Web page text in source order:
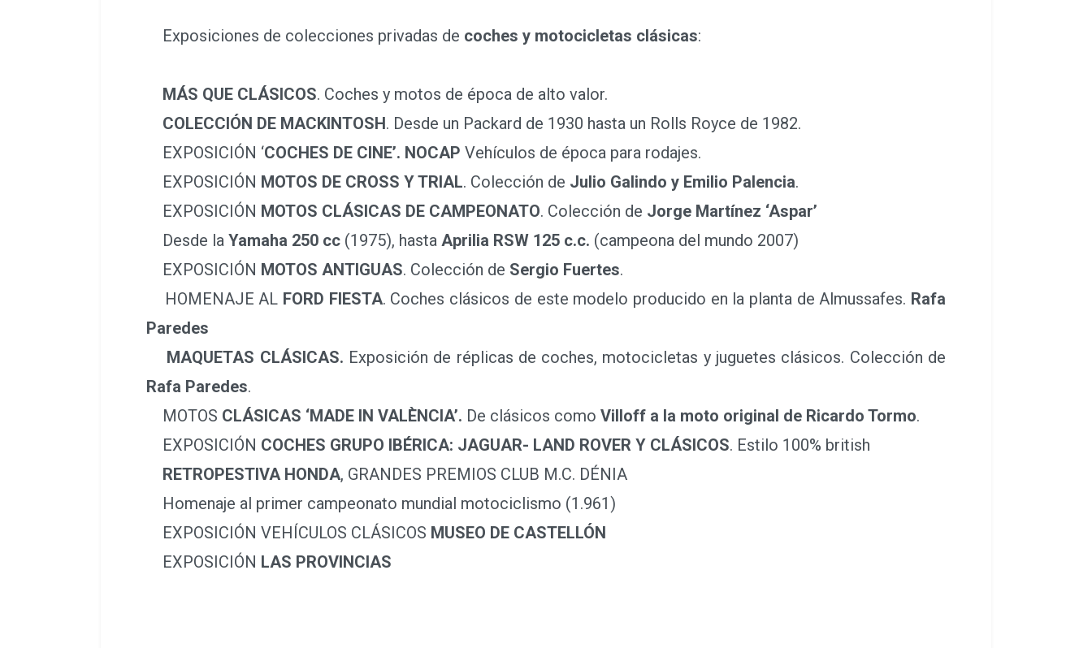
Exposiciones de colecciones privadas de coches y motocicletas clásicas:
MÁS QUE CLÁSICOS. Coches y motos de época de alto valor.
COLECCIÓN DE MACKINTOSH. Desde un Packard de 1930 hasta un Rolls Royce de 1982.
EXPOSICIÓN ‘COCHES DE CINE’. NOCAP Vehículos de época para rodajes.
EXPOSICIÓN MOTOS DE CROSS Y TRIAL. Colección de Julio Galindo y Emilio Palencia.
EXPOSICIÓN MOTOS CLÁSICAS DE CAMPEONATO. Colección de Jorge Martínez ‘Aspar’
Desde la Yamaha 250 cc (1975), hasta Aprilia RSW 125 c.c. (campeona del mundo 2007)
EXPOSICIÓN MOTOS ANTIGUAS. Colección de Sergio Fuertes.
HOMENAJE AL FORD FIESTA. Coches clásicos de este modelo producido en la planta de Almussafes. Rafa
Paredes
MAQUETAS CLÁSICAS. Exposición de réplicas de coches, motocicletas y juguetes clásicos. Colección de
Rafa Paredes.
MOTOS CLÁSICAS ‘MADE IN VALÈNCIA’. De clásicos como Villoff a la moto original de Ricardo Tormo.
EXPOSICIÓN COCHES GRUPO IBÉRICA: JAGUAR- LAND ROVER Y CLÁSICOS. Estilo 100% british
RETROPESTIVA HONDA, GRANDES PREMIOS CLUB M.C. DÉNIA
Homenaje al primer campeonato mundial motociclismo (1.961)
EXPOSICIÓN VEHÍCULOS CLÁSICOS MUSEO DE CASTELLÓN
EXPOSICIÓN LAS PROVINCIAS